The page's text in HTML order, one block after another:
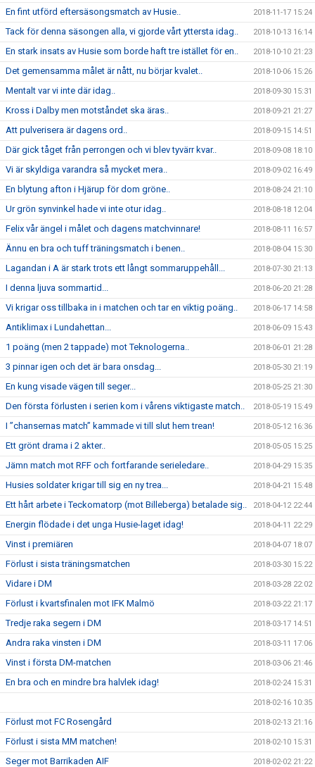
En fint utförd eftersäsongsmatch av Husie.. 2018-11-17 15:24
Tack för denna säsongen alla, vi gjorde vårt yttersta idag.. 2018-10-13 16:14
En stark insats av Husie som borde haft tre istället för en.. 2018-10-10 21:23
Det gemensamma målet är nått, nu börjar kvalet.. 2018-10-06 15:26
Mentalt var vi inte där idag.. 2018-09-30 15:31
Kross i Dalby men motståndet ska äras.. 2018-09-21 21:27
Att pulverisera är dagens ord.. 2018-09-15 14:51
Där gick tåget från perrongen och vi blev tyvärr kvar.. 2018-09-08 18:10
Vi är skyldiga varandra så mycket mera.. 2018-09-02 16:49
En blytung afton i Hjärup för dom gröne.. 2018-08-24 21:10
Ur grön synvinkel hade vi inte otur idag.. 2018-08-18 12:04
Felix vår ängel i målet och dagens matchvinnare! 2018-08-11 16:57
Ännu en bra och tuff träningsmatch i benen.. 2018-08-04 15:30
Lagandan i A är stark trots ett långt sommaruppehåll... 2018-07-30 21:13
I denna ljuva sommartid... 2018-06-20 21:28
Vi krigar oss tillbaka in i matchen och tar en viktig poäng.. 2018-06-17 14:58
Antiklimax i Lundahettan... 2018-06-09 15:43
1 poäng (men 2 tappade) mot Teknologerna.. 2018-06-01 21:28
3 pinnar igen och det är bara onsdag... 2018-05-30 21:19
En kung visade vägen till seger... 2018-05-25 21:30
Den första förlusten i serien kom i vårens viktigaste match.. 2018-05-19 15:49
I ”chansernas match” kammade vi till slut hem trean! 2018-05-12 16:36
Ett grönt drama i 2 akter.. 2018-05-05 15:25
Jämn match mot RFF och fortfarande serieledare.. 2018-04-29 15:35
Husies soldater krigar till sig en ny trea... 2018-04-21 15:48
Ett hårt arbete i Teckomatorp (mot Billeberga) betalade sig.. 2018-04-12 22:44
Energin flödade i det unga Husie-laget idag! 2018-04-11 22:29
Vinst i premiären 2018-04-07 18:07
Förlust i sista träningsmatchen 2018-03-30 15:22
Vidare i DM 2018-03-28 22:02
Förlust i kvartsfinalen mot IFK Malmö 2018-03-22 21:17
Tredje raka segern i DM 2018-03-17 14:51
Andra raka vinsten i DM 2018-03-11 17:06
Vinst i första DM-matchen 2018-03-06 21:46
En bra och en mindre bra halvlek idag! 2018-02-24 15:31
2018-02-16 10:35
Förlust mot FC Rosengård 2018-02-13 21:16
Förlust i sista MM matchen! 2018-02-10 15:31
Seger mot Barrikaden AIF 2018-02-02 21:22